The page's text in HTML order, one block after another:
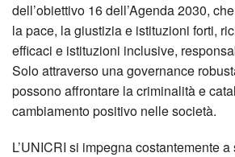
dell’obiettivo 16 dell’Agenda 2030,
la pace, la giustizia e istituzioni forti,
efficaci e istituzioni inclusive,
Solo attraverso una governance
possono affrontare la criminalità e
cambiamento positivo nelle società.
L’UNICRI si impegna costantemente